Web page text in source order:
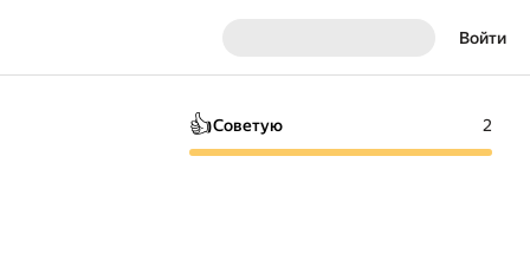
Войти
👍Советую 2